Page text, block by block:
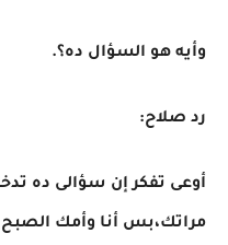
وأيه هو السؤال ده؟.
رد صلاح:
أوعى تفكر إن سؤالى ده
مراتك،بس أنا وأمك